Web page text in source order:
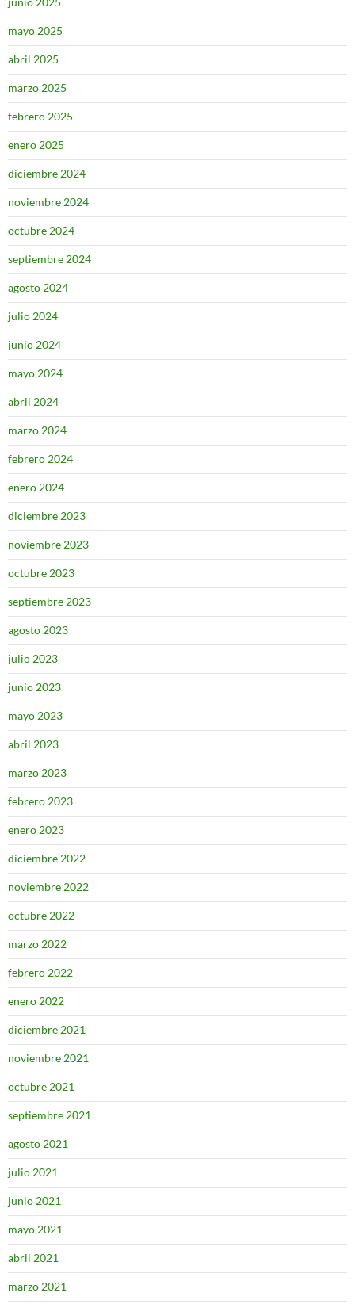
mayo 2025
abril 2025
marzo 2025
febrero 2025
enero 2025
diciembre 2024
noviembre 2024
octubre 2024
septiembre 2024
agosto 2024
julio 2024
junio 2024
mayo 2024
abril 2024
marzo 2024
febrero 2024
enero 2024
diciembre 2023
noviembre 2023
octubre 2023
septiembre 2023
agosto 2023
julio 2023
junio 2023
mayo 2023
abril 2023
marzo 2023
febrero 2023
enero 2023
diciembre 2022
noviembre 2022
octubre 2022
marzo 2022
febrero 2022
enero 2022
diciembre 2021
noviembre 2021
octubre 2021
septiembre 2021
agosto 2021
julio 2021
junio 2021
mayo 2021
abril 2021
marzo 2021